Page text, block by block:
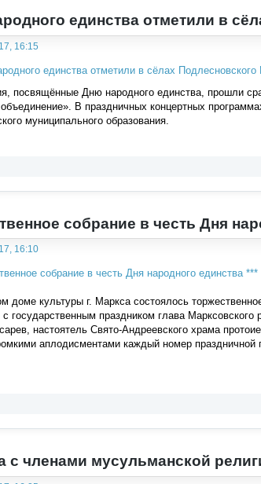
единства отметили в
16:15
посвящённые Дню народного единства, прошли
объединение». В праздничных концертных
муниципального образования.
собрание в честь Дня
16:10
доме культуры г. Маркса состоялось
с государственным праздником глава
настоятель Свято-Андреевского храма
аплодисментами каждый номер
с членами мусульманской